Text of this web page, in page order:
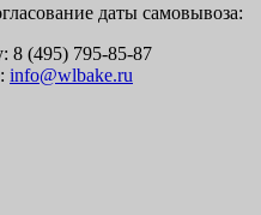
даты самовывоза:
8 (495) 795-85-87
info@wlbake.ru